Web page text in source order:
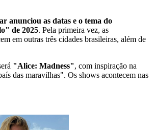
anunciou as datas e o tema do
de 2025. Pela primeira vez, as
em outras três cidades brasileiras, além de
"Alice: Madness", com inspiração na
das maravilhas". Os shows acontecem nas